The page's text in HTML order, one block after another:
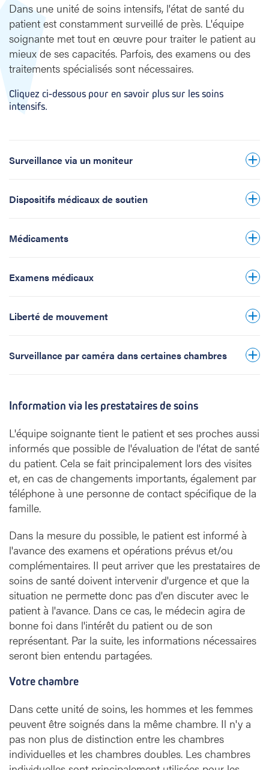
Dans une unité de soins intensifs, l'état de santé du
patient est constamment surveillé de près. L'équipe
soignante met tout en œuvre pour traiter le patient au
mieux de ses capacités. Parfois, des examens ou des
traitements spécialisés sont nécessaires.
Cliquez ci-dessous pour en savoir plus sur les soins
intensifs.
Surveillance via un moniteur
Dispositifs médicaux de soutien
respirateur
fonctionnement du cœur ou des reins
Médicaments
Examens médicaux
examen quotidien par le médecin
d'appareils : examens radiologiques (scan RX
ou TDM, échographie), examens visuels
etc.
Liberté de mouvement
Surveillance par caméra dans certaines chambres
Aucun enregistrement : Les images de la
conservées.
professionnels de la santé qui s'occupent du
patient ont accès aux images.
ombudsdienst@uzleuven.be
gdpr@uzleuven.be
Information via les prestataires de soins
L'équipe soignante tient le patient et ses proches aussi
informés que possible de l'évaluation de l'état de santé
du patient. Cela se fait principalement lors des visites
et, en cas de changements importants, également par
téléphone à une personne de contact spécifique de la
famille.
Dans la mesure du possible, le patient est informé à
l'avance des examens et opérations prévus et/ou
complémentaires. Il peut arriver que les prestataires de
soins de santé doivent intervenir d'urgence et que la
situation ne permette donc pas d'en discuter avec le
patient à l'avance. Dans ce cas, le médecin agira de
bonne foi dans l'intérêt du patient ou de son
représentant. Par la suite, les informations nécessaires
seront bien entendu partagées.
Votre chambre
Dans cette unité de soins, les hommes et les femmes
peuvent être soignés dans la même chambre. Il n'y a
pas non plus de distinction entre les chambres
individuelles et les chambres doubles. Les chambres